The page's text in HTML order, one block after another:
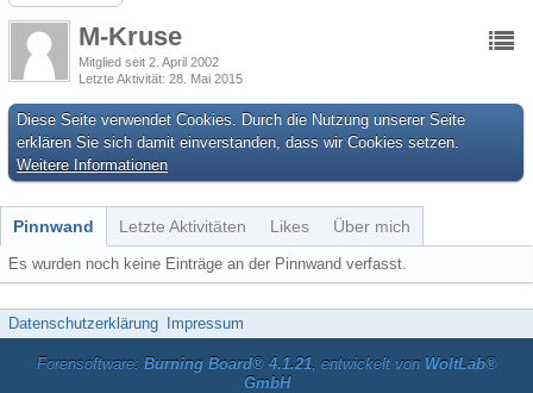
M-Kruse
Mitglied seit 2. April 2002
Letzte Aktivität 28. Mai 2015
Diese Seite verwendet Cookies. Durch die Nutzung unserer Seite
erklären Sie sich damit einverstanden, dass wir Cookies setzen.
Weitere Informationen
Pinnwand Letzte Aktivitäten Likes Über mich
Es wurden noch keine Einträge an der Pinnwand verfasst.
Datenschutzerklärung Impressum
Forensoftware: Burning Board® 4.1.21, entwickelt von WoltLab®
GmbH